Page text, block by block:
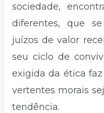
sociedade,
diferentes, que
juízos de valor
seu ciclo de
exigida da ética
vertentes morais
tendência.